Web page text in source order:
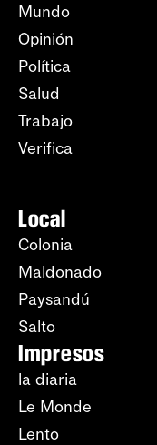
Mundo
Opinión
Política
Salud
Trabajo
Verifica
Local
Colonia
Maldonado
Paysandú
Salto
Impresos
la diaria
Le Monde
Lento